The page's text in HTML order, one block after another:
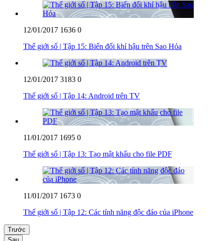
12/01/2017 1636 0
Thế giới số | Tập 15: Biến đổi khí hậu trên Sao Hỏa
12/01/2017 3183 0
Thế giới số | Tập 14: Android trên TV
11/01/2017 1695 0
Thế giới số | Tập 13: Tạo mật khẩu cho file PDF
11/01/2017 1673 0
Thế giới số | Tập 12: Các tính năng độc đáo của iPhone
Trước